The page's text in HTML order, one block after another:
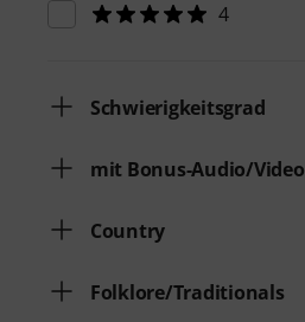
4
Schwierigkeitsgrad
mit Bonus-Audio/Video
Country
Folklore/Traditionals